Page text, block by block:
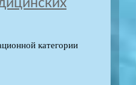
категории